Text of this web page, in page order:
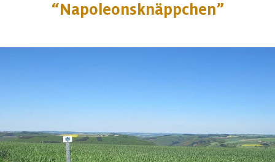
“Napoleonsknäppchen”